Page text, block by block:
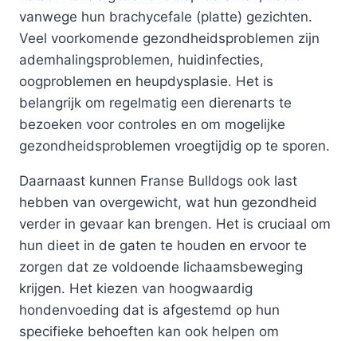
vanwege hun brachycefale (platte) gezichten.
Veel voorkomende gezondheidsproblemen zijn
ademhalingsproblemen, huidinfecties,
oogproblemen en heupdysplasie. Het is
belangrijk om regelmatig een dierenarts te
bezoeken voor controles en om mogelijke
gezondheidsproblemen vroegtijdig op te sporen.
Daarnaast kunnen Franse Bulldogs ook last
hebben van overgewicht, wat hun gezondheid
verder in gevaar kan brengen. Het is cruciaal om
hun dieet in de gaten te houden en ervoor te
zorgen dat ze voldoende lichaamsbeweging
krijgen. Het kiezen van hoogwaardig
hondenvoeding dat is afgestemd op hun
specifieke behoeften kan ook helpen om